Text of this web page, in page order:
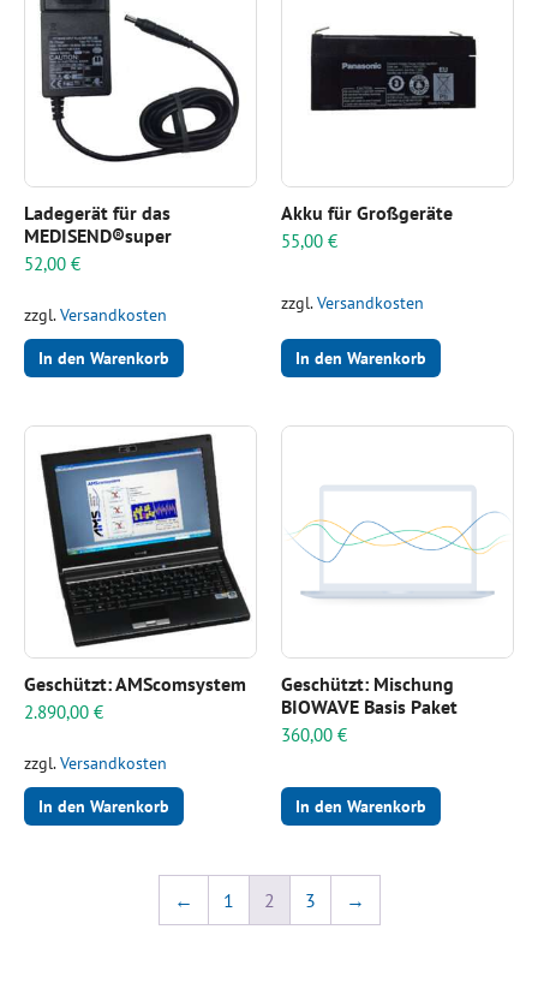
Ladegerät für das
MEDISEND®super
52,00 €
zzgl.Versandkosten
In den Warenkorb
Akku für Großgeräte
55,00 €
zzgl.Versandkosten
In den Warenkorb
Geschützt: AMScomsystem
2.890,00 €
zzgl.Versandkosten
In den Warenkorb
Geschützt: Mischung
BIOWAVE Basis Paket
360,00 €
In den Warenkorb
← 1 2 3 →